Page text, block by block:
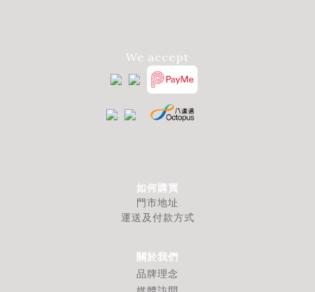
We accept
如何購買
門市地址
運送及付款方式
關於我們
品牌理念